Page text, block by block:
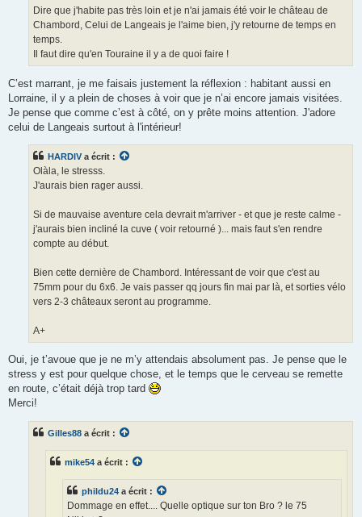
Dire que j'habite pas très loin et je n'ai jamais été voir le château de
Chambord, Celui de Langeais je l'aime bien, j'y retourne de temps en
temps.
Il faut dire qu'en Touraine il y a de quoi faire !
C’est marrant, je me faisais justement la réflexion : habitant aussi en
Lorraine, il y a plein de choses à voir que je n’ai encore jamais visitées.
Je pense que comme c’est à côté, on y prête moins attention. J'adore
celui de Langeais surtout à l'intérieur!
HARDIV a écrit :
Olàla, le stresss.
J'aurais bien rager aussi.
Si de mauvaise aventure cela devrait m'arriver - et que je reste calme -
j'aurais bien incliné la cuve ( voir retourné )... mais faut s'en rendre
compte au début.
Bien cette dernière de Chambord. Intéressant de voir que c'est au
75mm pour du 6x6. Je vais passer qq jours fin mai par là, et sorties vélo
vers 2-3 châteaux seront au programme.
A+
Oui, je t’avoue que je ne m’y attendais absolument pas. Je pense que le
stress y est pour quelque chose, et le temps que le cerveau se remette
en route, c’était déjà trop tard
Merci!
Gilles88 a écrit :
mike54 a écrit :
phildu24 a écrit :
Dommage en effet.... Quelle optique sur ton Bro ? le 75